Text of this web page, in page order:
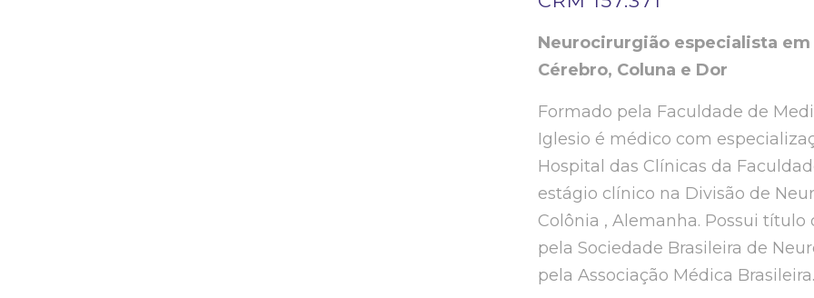
Neurocirurgião especialista
Cérebro, Coluna e Dor
Formado pela Faculdade de
Iglesio é médico com
Hospital das Clínicas da
estágio clínico na Divisão de
Colônia , Alemanha. Possui
pela Sociedade Brasileira de
pela Associação Médica Brasileira.